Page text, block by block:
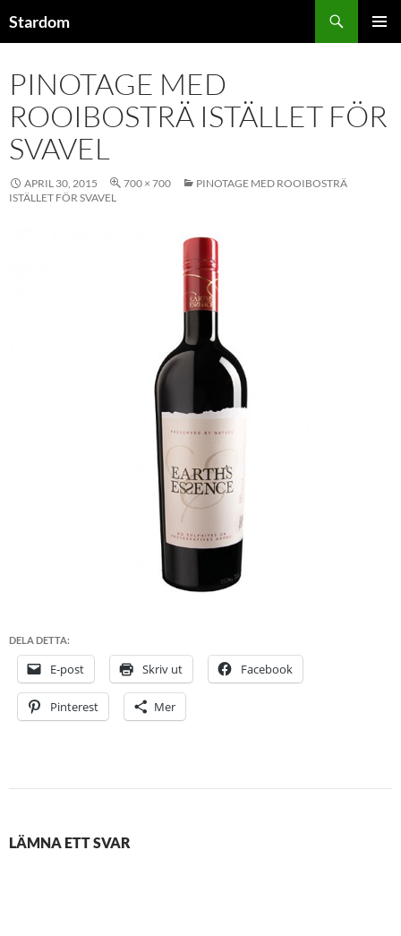
tillStardom
PINOTAGE MED
ROOIBOSTRÄ ISTÄLLET FÖR
SVAVEL
APRIL 30, 2015 700 × 700
PINOTAGE MED ROOIBOSTRÄ
ISTÄLLET FÖR SVAVEL
DELA DETTA:
E-post Skriv ut Facebook
Pinterest Mer
LÄMNA ETT SVAR